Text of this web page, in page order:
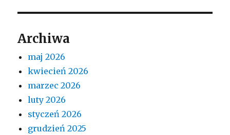
Archiwa
maj 2026
kwiecień 2026
marzec 2026
luty 2026
styczeń 2026
grudzień 2025